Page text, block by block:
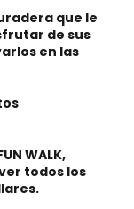
que le
de sus
en las
WALK,
todos los